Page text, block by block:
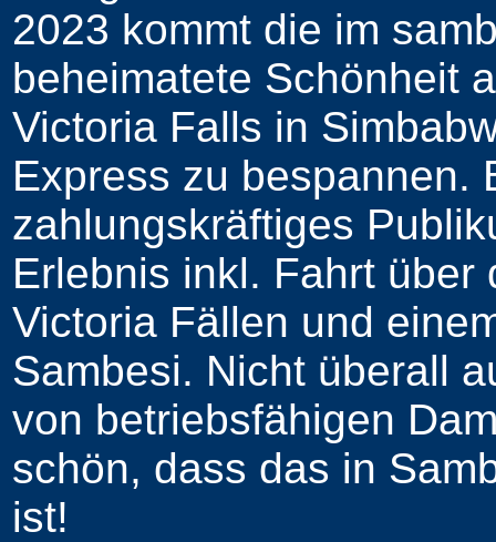
2023 kommt die im
beheimatete Schönheit
Victoria Falls in
Express zu bespannen.
zahlungskräftiges
Erlebnis inkl. Fahrt
Victoria Fällen und
Sambesi. Nicht überall
von betriebsfähigen
schön, dass das in
ist!